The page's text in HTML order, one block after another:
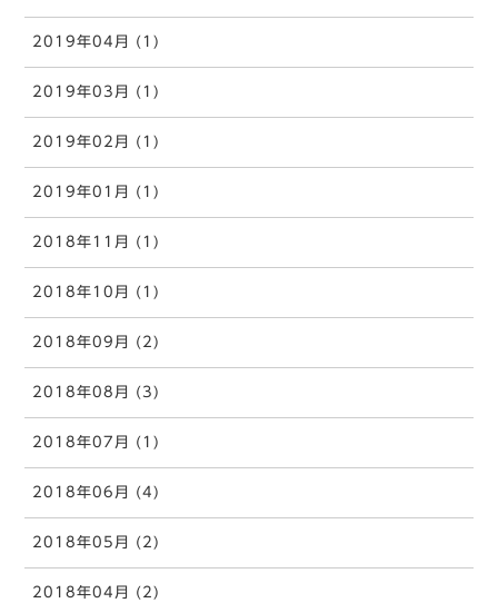
2019年04月 (1)
2019年03月 (1)
2019年02月 (1)
2019年01月 (1)
2018年11月 (1)
2018年10月 (1)
2018年09月 (2)
2018年08月 (3)
2018年07月 (1)
2018年06月 (4)
2018年05月 (2)
2018年04月 (2)